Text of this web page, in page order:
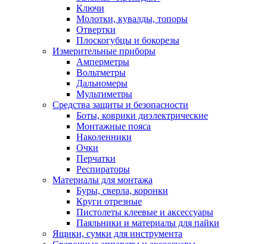
Ключи
Молотки, кувалды, топоры
Отвертки
Плоскогубцы и бокорезы
Измерительные приборы
Амперметры
Вольтметры
Дальномеры
Мультиметры
Средства защиты и безопасности
Боты, коврики диэлектрические
Монтажные пояса
Наколенники
Очки
Перчатки
Респираторы
Материалы для монтажа
Буры, сверла, коронки
Круги отрезные
Пистолеты клеевые и аксессуары
Паяльники и материалы для пайки
Ящики, сумки для инструмента